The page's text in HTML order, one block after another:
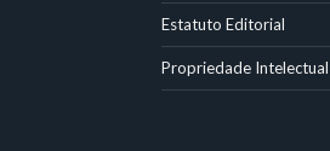
Estatuto Editorial
Propriedade Intelectual